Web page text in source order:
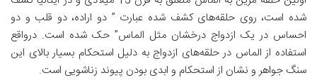
شده است، روی حلقه‌های کشف شده عبارت ” دو اراده، دو قلب و دو
احساس در یک ازدواج درخشان مثل الماس” حک شده است. درواقع
استفاده از الماس در حلقه‌های ازدواج به دلیل استحکام بسیار بالای این
سنگ جواهر و نشان از استحکام و ابدی بودن پیوند زناشویی است.